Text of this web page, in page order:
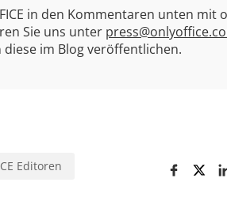
in den Kommentaren unten mit
Sie uns unter
im Blog veröffentlichen.
Editoren